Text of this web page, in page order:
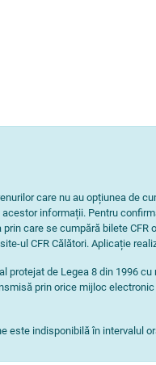
care nu au opțiunea de
informații. Pentru
care se cumpără bilete
ul CFR Călători. Aplicație
protejat de Legea 8 din 1996
prin orice mijloc
este indisponibilă în intervalul